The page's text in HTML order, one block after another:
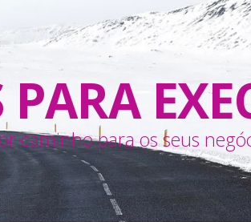
caminho para os seus